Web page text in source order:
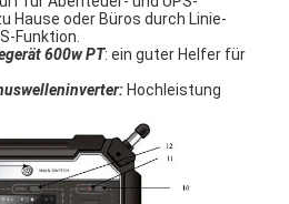
Hause oder Büros durch Linie-
Funktion.
600w PT: ein guter Helfer für
Hochleistung